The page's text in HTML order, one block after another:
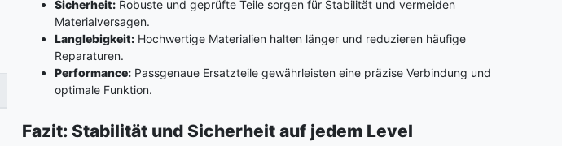
Sicherheit:Robuste und geprüfte Teile sorgen für Stabilität und vermeiden
Materialversagen.
Langlebigkeit:Hochwertige Materialien halten länger und reduzieren häufige
Reparaturen.
Performance:Passgenaue Ersatzteile gewährleisten eine präzise Verbindung und
optimale Funktion.
Fazit: Stabilität und Sicherheit auf jedem Level